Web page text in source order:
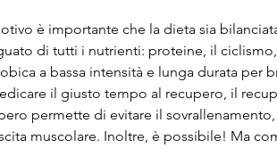
è importante che la dieta sia
di tutti i nutrienti: proteine, il
a bassa intensità e lunga durata per
il giusto tempo al recupero, il
permette di evitare il
muscolare. Inoltre, è possibile! Ma